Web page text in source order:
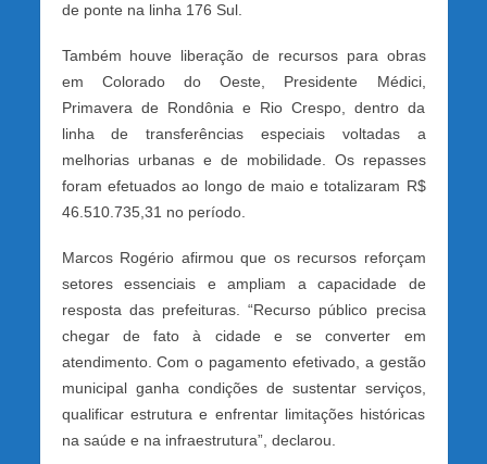
de ponte na linha 176 Sul.
Também houve liberação de recursos para obras
em Colorado do Oeste, Presidente Médici,
Primavera de Rondônia e Rio Crespo, dentro da
linha de transferências especiais voltadas a
melhorias urbanas e de mobilidade. Os repasses
foram efetuados ao longo de maio e totalizaram R$
46.510.735,31 no período.
Marcos Rogério afirmou que os recursos reforçam
setores essenciais e ampliam a capacidade de
resposta das prefeituras. “Recurso público precisa
chegar de fato à cidade e se converter em
atendimento. Com o pagamento efetivado, a gestão
municipal ganha condições de sustentar serviços,
qualificar estrutura e enfrentar limitações históricas
na saúde e na infraestrutura”, declarou.